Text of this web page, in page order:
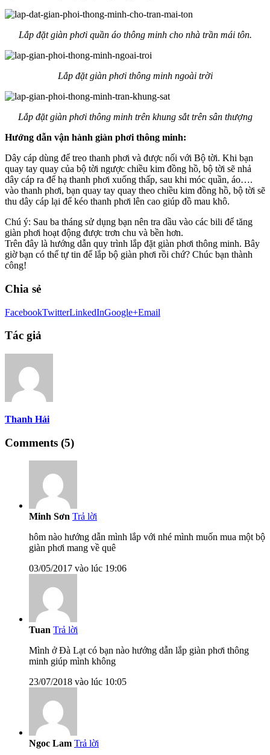
Lắp đặt giàn phơi quần áo thông minh cho nhà trần mái tôn.
Lắp đặt giàn phơi thông minh ngoài trời
Lắp đặt giàn phơi thông minh trên khung sắt trên sân thượng
Hướng dẫn vận hành giàn phơi thông minh:
Dây cáp dùng để treo thanh phơi và được nối với Bộ tời. Khi bạn
quay tay quay của bộ tời ngược chiều kim đồng hồ, bộ tời sẽ nhả
dây cáp ra để hạ thanh phơi xuống thấp, sau khi móc quần, áo….
vào thanh phơi, bạn quay tay quay theo chiều kim đồng hồ, bộ tời sẽ
thu dây cáp lại để kéo thanh phơi lên cao giúp đồ mau khô.
Chú ý: Sau ba tháng sử dụng bạn nên tra dầu vào các bili để tăng
giàn phơi hoạt động được trơn chu và bền hơn.
Trên đây là hướng dẫn quy trình lắp đặt giàn phơi thông minh. Bây
giờ bạn có thể tự tin để lắp bộ giàn phơi rồi chứ? Chúc bạn thành
công!
Chia sẻ
FacebookTwitterLinkedInGoogle+Email
Tác giả
Thanh Hải
Comments (5)
Minh Sơn Trả lời
hôm nào hướng dẫn mình lắp với nhé mình muốn mua một bộ
giàn phơi mang về quê
03/05/2017 vào lúc 19:06
Tuan Trả lời
Mình ở Đà Lạt có bạn nào hướng dẫn lắp giàn phơi thông
minh giúp mình không
23/07/2018 vào lúc 10:05
Ngoc Lam Trả lời